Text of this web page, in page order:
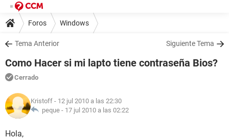
Foros Windows
Tema Anterior Siguiente Tema
Como Hacer si mi lapto tiene contraseña Bios?
Cerrado
Kristoff - 12 jul 2010 a las 22:30
peque - 17 jul 2010 a las 02:22
Hola,